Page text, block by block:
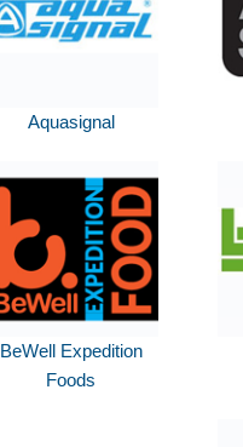
Aquasignal
BeWell Expedition
Foods